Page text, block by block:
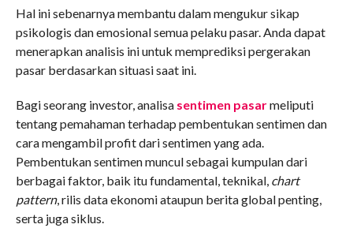
Hal ini sebenarnya membantu dalam mengukur sikap
psikologis dan emosional semua pelaku pasar. Anda dapat
menerapkan analisis ini untuk memprediksi pergerakan
pasar berdasarkan situasi saat ini.
Bagi seorang investor, analisa sentimen pasarmeliputi
tentang pemahaman terhadap pembentukan sentimen dan
cara mengambil profit dari sentimen yang ada.
Pembentukan sentimen muncul sebagai kumpulan dari
berbagai faktor, baik itu fundamental, teknikal, chart
pattern, rilis data ekonomi ataupun berita global penting,
serta juga siklus.